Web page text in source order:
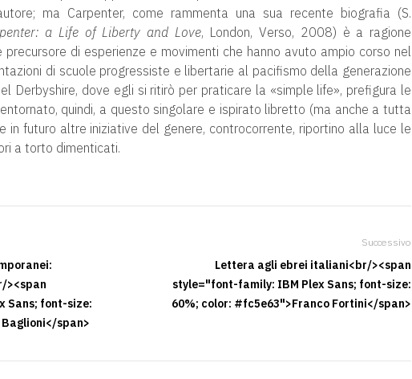
ma Carpenter, come rammenta una sua recente biografia (S.
a Life of Liberty and Love, London, Verso, 2008) è a ragione
di esperienze e movimenti che hanno avuto ampio corso nel
di scuole progressiste e libertarie al pacifismo della generazione
Derbyshire, dove egli si ritirò per praticare la «simple life», prefigura le
quindi, a questo singolare e ispirato libretto (ma anche a tutta
in futuro altre iniziative del genere, controcorrente, riportino alla luce le
a torto dimenticati.
><span
Sans; font-size:
span>
Successivo
Lettera agli ebrei italiani<br/><span
style="font-family: IBM Plex Sans; font-size:
60%; color: #fc5e63">Franco Fortini</span>